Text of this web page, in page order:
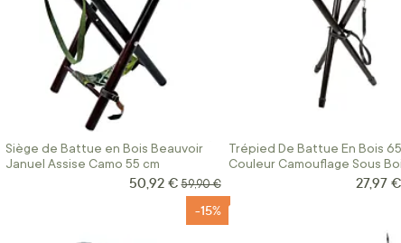
Siège de Battue en Bois Beauvoir
Januel Assise Camo 55 cm
Prix Spécial
50,92 € Prix normal
59,90 €
Trépied De Battue En Bois
Couleur Camouflage Sous
Prix
27,97 €
-15%